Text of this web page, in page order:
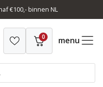
€100,- binnen NL
0 menu